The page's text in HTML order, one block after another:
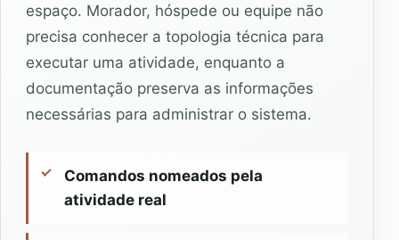
espaço. Morador, hóspede ou equipe não
precisa conhecer a topologia técnica para
executar uma atividade, enquanto a
documentação preserva as informações
necessárias para administrar o sistema.
Comandos nomeados pela
atividade real